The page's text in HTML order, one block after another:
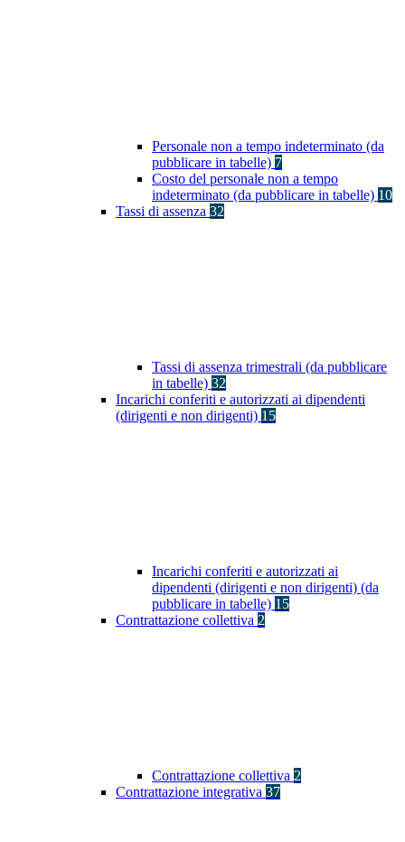
Personale non a tempo indeterminato (da
pubblicare in tabelle) 7
Costo del personale non a tempo
indeterminato (da pubblicare in tabelle) 10
Tassi di assenza 32
Tassi di assenza trimestrali (da pubblicare
in tabelle) 32
Incarichi conferiti e autorizzati ai dipendenti
(dirigenti e non dirigenti) 15
Incarichi conferiti e autorizzati ai
dipendenti (dirigenti e non dirigenti) (da
pubblicare in tabelle) 15
Contrattazione collettiva 2
Contrattazione collettiva 2
Contrattazione integrativa 37